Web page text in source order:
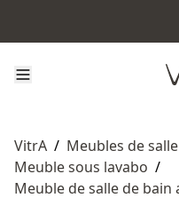
VitrA / Meubles de
Meuble sous lavabo /
Meuble de salle de bain